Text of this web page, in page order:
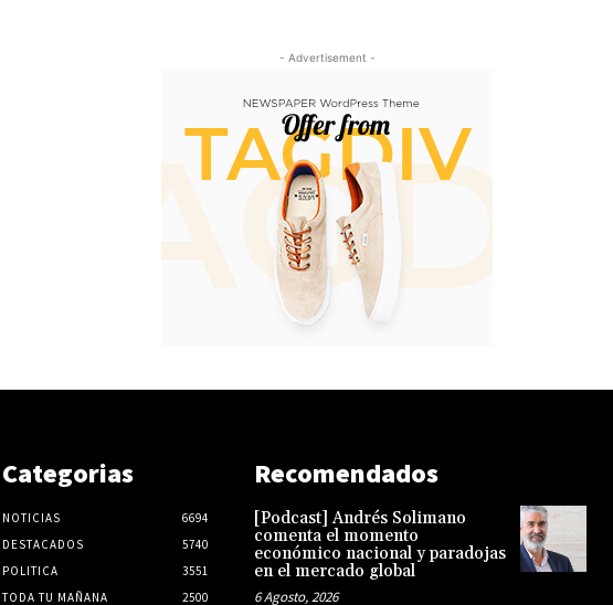
- Advertisement -
Categorias
NOTICIAS
6694
DESTACADOS
5740
POLITICA
3551
TODA TU MAÑANA
2500
Recomendados
[Podcast] Andrés Solimano
comenta el momento
económico nacional y paradojas
en el mercado global
6 Agosto, 2026